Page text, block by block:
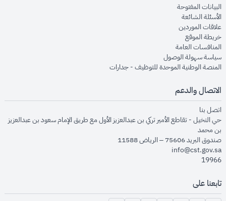
البيانات المفتوحةopens in new window
الأسئلة الشائعةopens in new window
علاقات الموردينopens in new window
خريطة الموقعopens in new window
المنافسات العامةopens in new window
سياسة سهولة الوصولopens in new window
المنصة الوطنية الموحدة للتوظيف - جداراتopens in new window
الاتصال والدعم
اتصل بنا
حي النخيل - تقاطع الأمير تركي بن عبدالعزيز الأول مع طريق الإمام سعود بن عبدالعزيز
بن محمد
صندوق البريد 75606 – الرياض 11588
info@cst.gov.sa
19966
تابعنا على